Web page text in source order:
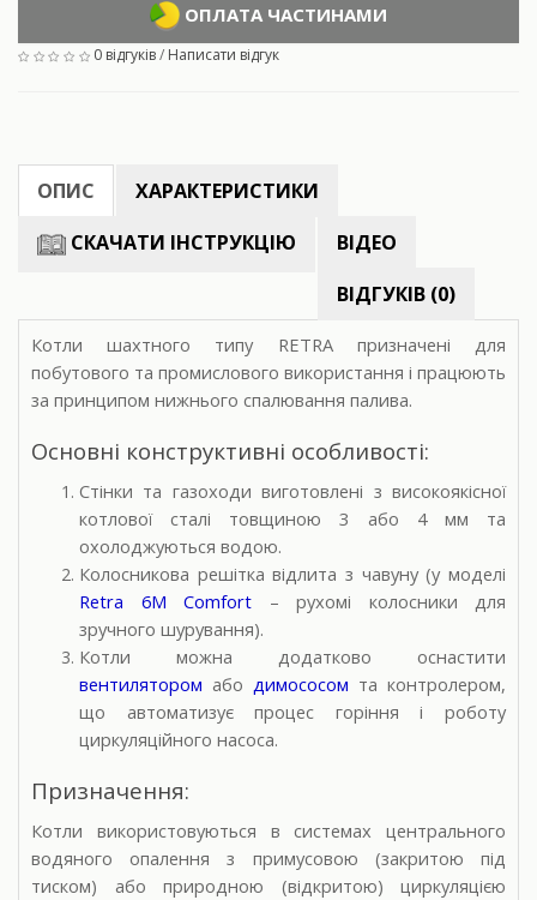
ОПЛАТА ЧАСТИНАМИ
0 відгуків/ Написати відгук
ОПИС
ХАРАКТЕРИСТИКИ
СКАЧАТИ ІНСТРУКЦІЮ
ВІДЕО
ВІДГУКІВ (0)
Котли шахтного типу RETRA призначені для
побутового та промислового використання і працюють
за принципом нижнього спалювання палива.
Основні конструктивні особливості:
Стінки та газоходи виготовлені з високоякісної
котлової сталі товщиною 3 або 4 мм
та
охолоджуються водою.
Колосникова решітка відлита з чавуну (у моделі
Retra 6M Comfort – рухомі колосники для
зручного шурування).
Котли можна додатково оснастити
вентилятором або димососом та контролером,
що автоматизує процес горіння і роботу
циркуляційного насоса.
Призначення:
Котли використовуються в системах центрального
водяного опалення з примусовою (закритою під
тиском) або природною (відкритою) циркуляцією